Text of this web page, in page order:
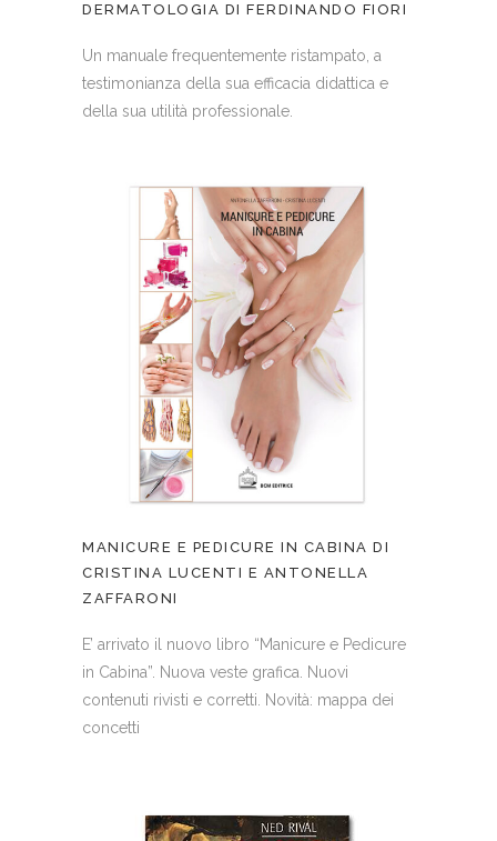
DERMATOLOGIA DI FERDINANDO FIORI
Un manuale frequentemente ristampato, a
testimonianza della sua efficacia didattica e
della sua utilità professionale.
MANICURE E PEDICURE IN CABINA DI
CRISTINA LUCENTI E ANTONELLA
ZAFFARONI
E’ arrivato il nuovo libro “Manicure e Pedicure
in Cabina”. Nuova veste grafica. Nuovi
contenuti rivisti e corretti. Novità: mappa dei
concetti